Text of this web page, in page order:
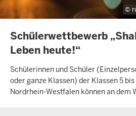
INHALTSSEITE
Schülerwettbewerb
Leben heute!“
Schülerinnen und Schüler
oder ganze Klassen) der Klassen 5
Nordrhein-Westfalen können an dem